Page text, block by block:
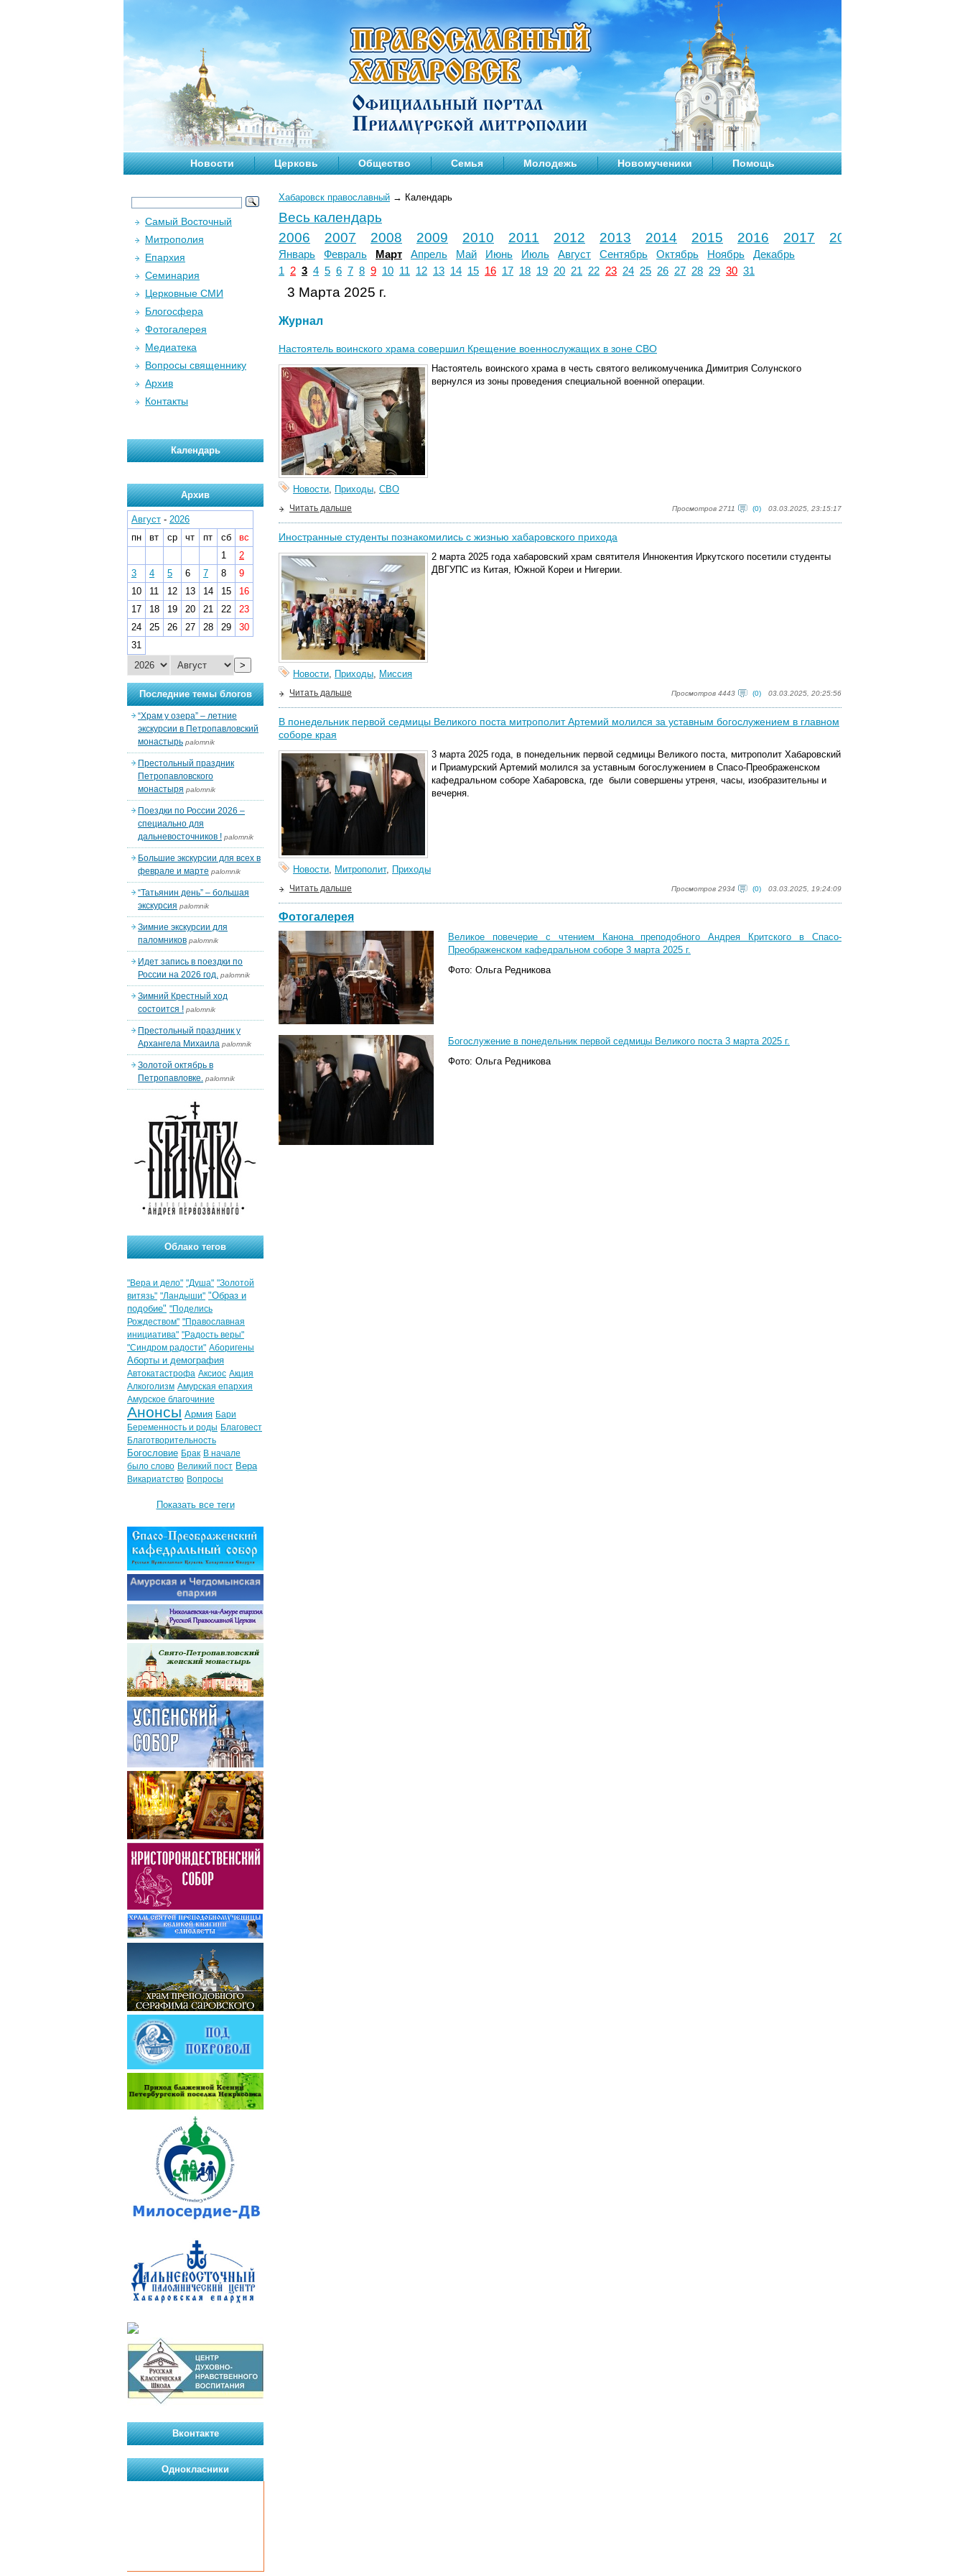
Новости Церковь Общество Семья Молодежь Новомученики Помощь
Хабаровск православный → Календарь
Весь календарь
2006
2007 2008 2009 2010 2011 2012 2013 2014 2015 2016 2017 2018
Январь Февраль Март Апрель Май Июнь Июль Август Сентябрь Октябрь Ноябрь
Декабрь
1
2 3 4 5 6 7 8 9 10 11 12 13 14 15 16 17 18 19 20 21 22 23 24 25 26 27 28 29 30 31
3 Марта 2025 г.
Журнал
Настоятель воинского храма совершил Крещение военнослужащих в зоне СВО
Настоятель воинского храма в честь святого великомученика Димитрия Солунского
вернулся из зоны проведения специальной военной операции.
Новости, Приходы, СВО
Просмотров 2711 (0) 03.03.2025, 23:15:17
Читать дальше
Иностранные студенты познакомились с жизнью хабаровского прихода
2 марта 2025 года хабаровский храм святителя Иннокентия Иркутского посетили студенты
ДВГУПС из Китая, Южной Кореи и Нигерии.
Новости, Приходы, Миссия
Просмотров 4443 (0) 03.03.2025, 20:25:56
Читать дальше
В понедельник первой седмицы Великого поста митрополит Артемий молился за уставным богослужением в главном
соборе края
3 марта 2025 года, в понедельник первой седмицы Великого поста, митрополит Хабаровский
и Приамурский Артемий молился за уставным богослужением в Спасо-Преображенском
кафедральном соборе Хабаровска, где были совершены утреня, часы, изобразительны и
вечерня.
Новости, Митрополит, Приходы
Просмотров 2934 (0) 03.03.2025, 19:24:09
Читать дальше
Фотогалерея
Великое повечерие с чтением Канона преподобного Андрея Критского в Спасо-
Преображенском кафедральном соборе 3 марта 2025 г.
Фото: Ольга Редникова
Богослужение в понедельник первой седмицы Великого поста 3 марта 2025 г.
Фото: Ольга Редникова
Самый Восточный
Митрополия
Епархия
Семинария
Церковные СМИ
Блогосфера
Фотогалерея
Медиатека
Вопросы священнику
Архив
Контакты
Календарь
Архив
Август - 2026
пн
вт ср чт пт сб
вс
1
2
3
4 5 6 7 8
9
10
11 12 13 14 15
16
17
18 19 20 21 22
23
24
25 26 27 28 29
30
31
>
Последние темы блогов
“Храм у озера” – летние
экскурсии в Петропавловский
монастырь palomnik
Престольный праздник
Петропавловского
монастыря palomnik
Поездки по России 2026 –
специально для
дальневосточников ! palomnik
Большие экскурсии для всех в
феврале и марте palomnik
“Татьянин день” – большая
экскурсия palomnik
Зимние экскурсии для
паломников palomnik
Идет запись в поездки по
России на 2026 год. palomnik
Зимний Крестный ход
состоится ! palomnik
Престольный праздник у
Архангела Михаила palomnik
Золотой октябрь в
Петропавловке. palomnik
Облако тегов
"Вера и дело" "Душа" "Золотой
витязь" "Ландыши" "Образ и
подобие" "Поделись
Рождеством" "Православная
инициатива" "Радость веры"
"Синдром радости" Аборигены
Аборты и демография
Автокатастрофа Аксиос Акция
Алкоголизм Амурская епархия
Амурское благочиние
Анонсы Армия Бари
Беременность и роды Благовест
Благотворительность
Богословие Брак В начале
было слово Великий пост Вера
Викариатство Вопросы
Показать все теги
Вконтакте
Однокласники